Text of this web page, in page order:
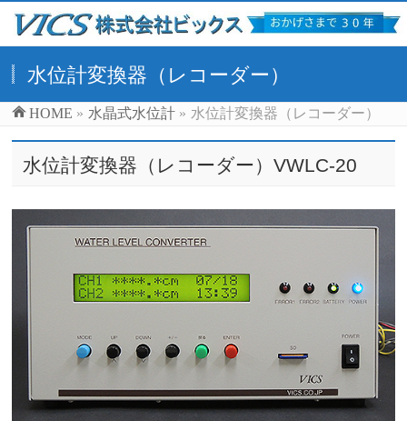
水位計変換器（レコーダー）
HOME » 水晶式水位計 » 水位計変換器（レコーダー）
水位計変換器（レコーダー）VWLC-20